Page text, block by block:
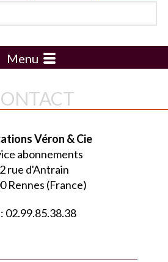
Menu
Véron & Cie
abonnements
rue d'Antrain
Rennes (France)
02.99.85.38.38